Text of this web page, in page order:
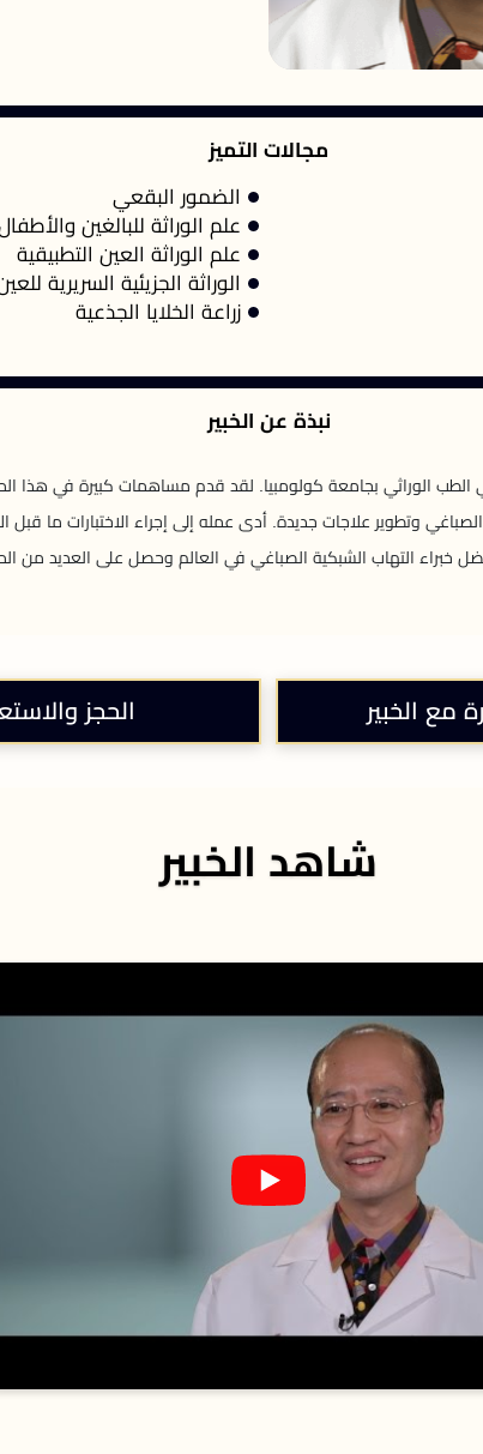
مجالات التميز
الضمور البقعي
علم الوراثة للبالغين
علم الوراثة العين التطبيقية
الوراثة الجزيئية السريرية
زراعة الخلايا الجذعية
نبذة عن الخبير
الطب الوراثي بجامعة كولومبيا. لقد قدم مساهمات كبيرة في هذا
وتطوير علاجات جديدة. أدى عمله إلى إجراء الاختبارات ما قبل
خبراء التهاب الشبكية الصباغي في العالم وحصل على العديد من
مع الخبير الحجز
شاهد الخبير